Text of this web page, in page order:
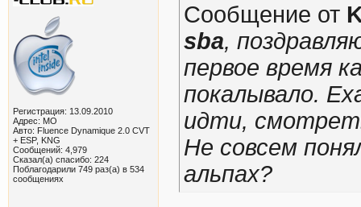
Регистрация: 13.09.2010
Адрес: МО
Авто: Fluence Dynamique 2.0 CVT
+ ESP, KNG
Сообщений: 4,979
Сказал(а) спасибо: 224
Поблагодарили 749 раз(а) в 534
сообщениях
Сообщение от
sba,
первое время
покалывало.
идти,
Не совсем
альпах?